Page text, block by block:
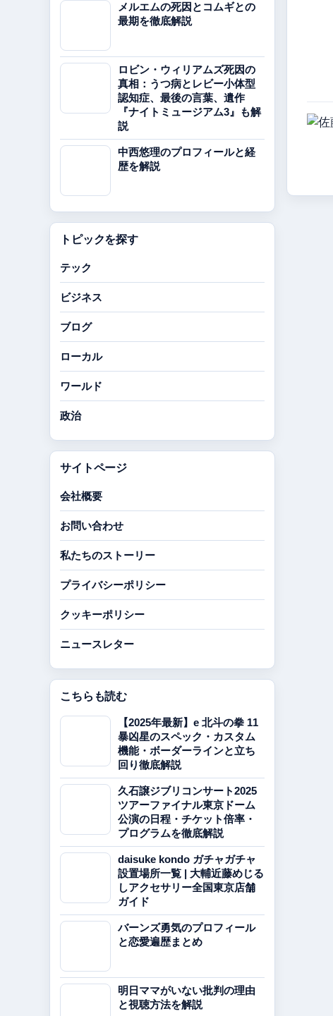
メルエムの死因とコムギとの
最期を徹底解説
ロビン・ウィリアムズ死因の
真相：うつ病とレビー小体型
認知症、最後の言葉、遺作
『ナイトミュージアム3』も解
説
中西悠理のプロフィールと経
歴を解説
トピックを探す
テック
ビジネス
ブログ
ローカル
ワールド
政治
サイトページ
会社概要
お問い合わせ
私たちのストーリー
プライバシーポリシー
クッキーポリシー
ニュースレター
こちらも読む
【2025年最新】e 北斗の拳 11
暴凶星のスペック・カスタム
機能・ボーダーラインと立ち
回り徹底解説
久石譲ジブリコンサート2025
ツアーファイナル東京ドーム
公演の日程・チケット倍率・
プログラムを徹底解説
daisuke kondo ガチャガチャ
設置場所一覧 | 大輔近藤めじる
しアクセサリー全国東京店舗
ガイド
バーンズ勇気のプロフィール
と恋愛遍歴まとめ
明日ママがいない批判の理由
と視聴方法を解説